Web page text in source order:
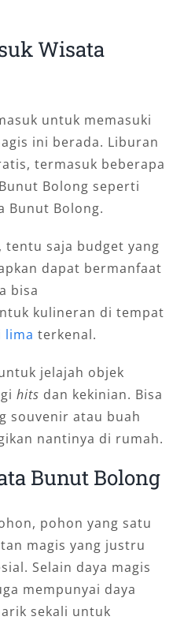
Wisata
untuk memasuki
ini berada. Liburan
termasuk beberapa
Bolong seperti
Bunut Bolong.
saja budget yang
dapat bermanfaat
bisa
kulineran di tempat
lima terkenal.
jelajah objek
hits dan kekinian. Bisa
souvenir atau buah
nantinya di rumah.
Bunut Bolong
pohon yang satu
magis yang justru
Selain daya magis
mempunyai daya
sekali untuk